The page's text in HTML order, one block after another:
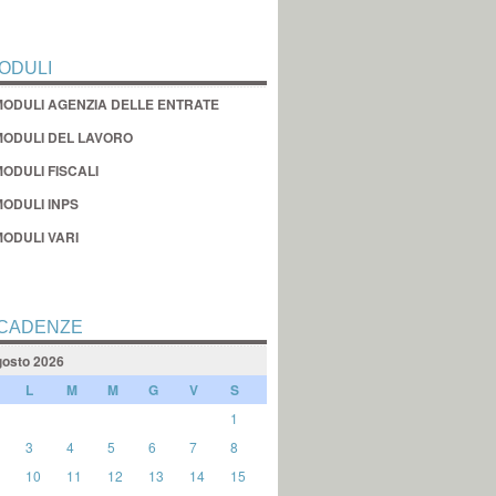
AGENZIA DELLE ENTRATE
DEL LAVORO
FISCALI
INPS
VARI
2026
L M M G V S
1
3 4 5 6 7
8
10 11 12 13 14
15